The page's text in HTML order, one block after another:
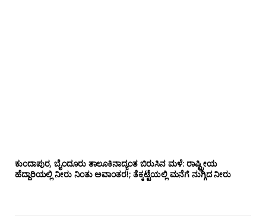
ಕುಂದಾಪುರ, ಬೈಂದೂರು ತಾಲೂಕಿನಾದ್ಯಂತ ಬಿರುಸಿನ ಮಳೆ: ರಾಷ್ಟ್ರೀಯ
ಹೆದ್ದಾರಿಯಲ್ಲಿ‌ ನೀರು ನಿಂತು ಅವಾಂತರ!; ತೆಕ್ಕಟ್ಟೆಯಲ್ಲಿ ಮನೆಗೆ ನುಗ್ಗಿದ ನೀರು